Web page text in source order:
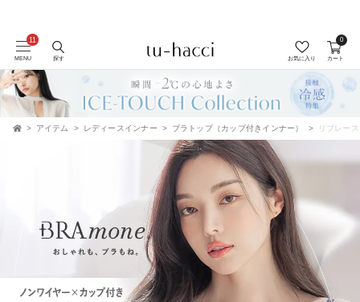
会員登録で今すぐ使えるポイントプレゼント！
MENU 探す お気に入り カート
0
アイテム レディースインナー ブラトップ（カップ付きインナー） リブレー